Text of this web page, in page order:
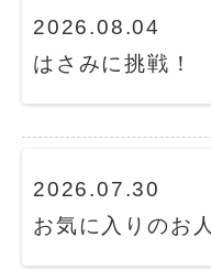
2026.08.04
はさみに挑戦！
2026.07.30
お気に入りのお